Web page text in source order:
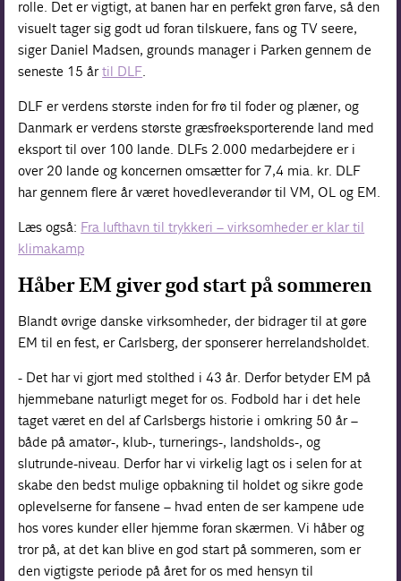
rolle. Det er vigtigt, at banen har en perfekt grøn farve, så den
visuelt tager sig godt ud foran tilskuere, fans og TV seere,
siger Daniel Madsen, grounds manager i Parken gennem de
seneste 15 årtil DLF
DLF er verdens største inden for frø til foder og plæner, og
Danmark er verdens største græsfrøeksporterende land med
eksport til over 100 lande. DLFs 2.000 medarbejdere er i
over 20 lande og koncernen omsætter for 7,4 mia. kr. DLF
har gennem flere år været hovedleverandør til VM, OL og EM.
Læs også: Fra lufthavn til trykkeri – virksomheder er klar til
klimakamp
Håber EM giver god start på sommeren
Blandt øvrige danske virksomheder, der bidrager til at gøre
EM til en fest, er Carlsberg, der sponserer herrelandsholdet.
- Det har vi gjort med stolthed i 43 år. Derfor betyder EM på
hjemmebane naturligt meget for os. Fodbold har i det hele
taget været en del af Carlsbergs historie i omkring 50 år –
både på amatør-, klub-, turnerings-, landsholds-, og
slutrunde-niveau. Derfor har vi virkelig lagt os i selen for at
skabe den bedst mulige opbakning til holdet og sikre gode
oplevelserne for fansene – hvad enten de ser kampene ude
hos vores kunder eller hjemme foran skærmen. Vi håber og
tror på, at det kan blive en god start på sommeren, som er
den vigtigste periode på året for os med hensyn til